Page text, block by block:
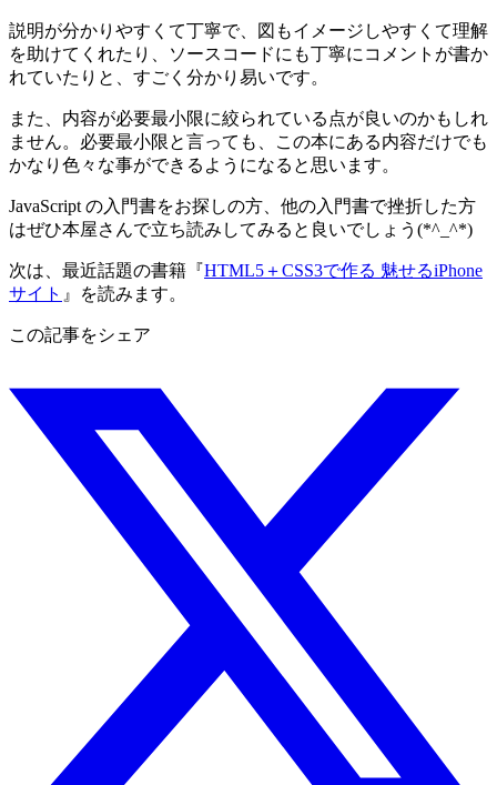
説明が分かりやすくて丁寧で、図もイメージしやすくて理解
を助けてくれたり、ソースコードにも丁寧にコメントが書か
れていたりと、すごく分かり易いです。
また、内容が必要最小限に絞られている点が良いのかもしれ
ません。必要最小限と言っても、この本にある内容だけでも
かなり色々な事ができるようになると思います。
JavaScript の入門書をお探しの方、他の入門書で挫折した方
はぜひ本屋さんで立ち読みしてみると良いでしょう(*^_^*)
次は、最近話題の書籍『HTML5＋CSS3で作る 魅せるiPhone
サイト 』を読みます。
この記事をシェア